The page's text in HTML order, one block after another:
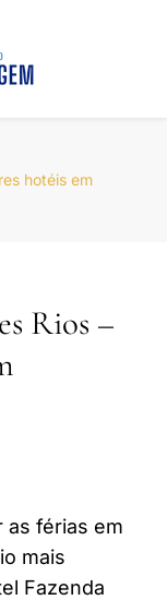
hotéis em
Rios –
as férias em
mais
Fazenda